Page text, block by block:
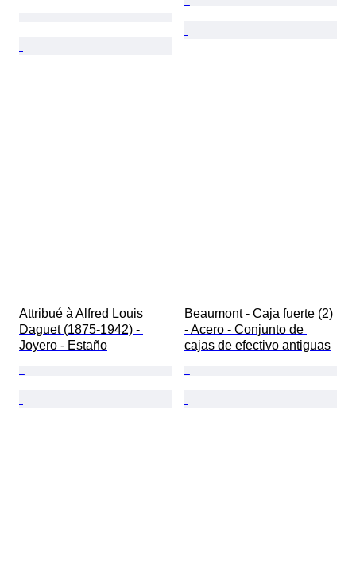
Attribué à Alfred Louis
Daguet (1875-1942) -
Joyero - Estaño
Beaumont - Caja fuerte (2)
- Acero - Conjunto de
cajas de efectivo antiguas